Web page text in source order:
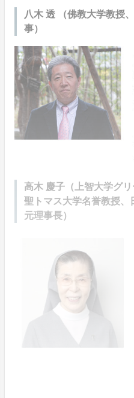
八木 透 （佛教大学教授
事）
高木 慶子（上智大学グ
聖トマス大学名誉教授、
元理事長）